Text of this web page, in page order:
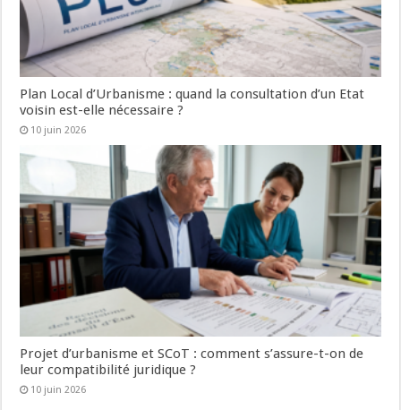
Plan Local d’Urbanisme : quand la consultation d’un Etat
voisin est-elle nécessaire ?
10 juin 2026
Projet d’urbanisme et SCoT : comment s’assure-t-on de
leur compatibilité juridique ?
10 juin 2026